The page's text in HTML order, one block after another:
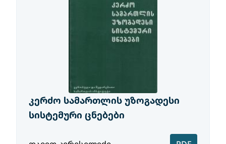
კერძო სამართლის უზოგადესი
სისტემური ცნებები